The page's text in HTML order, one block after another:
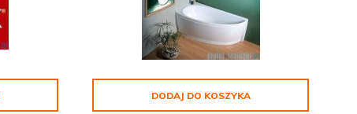
DODAJ DO KOSZYKA